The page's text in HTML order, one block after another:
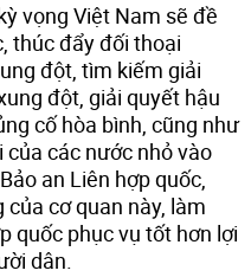
vọng Việt Nam sẽ đề
thúc đẩy đối thoại
đột, tìm kiếm giải
đột, giải quyết hậu
cố hòa bình, cũng như
các nước nhỏ vào
an Liên hợp quốc,
cơ quan này, làm
quốc phục vụ tốt hơn lợi
dân.